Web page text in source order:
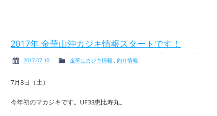
2017年 金華山沖カジキ情報スタートです！
2017.07.10 金華山カジキ情報 ,釣り情報
7月8日（土）
今年初のマカジキです。UF33恵比寿丸。